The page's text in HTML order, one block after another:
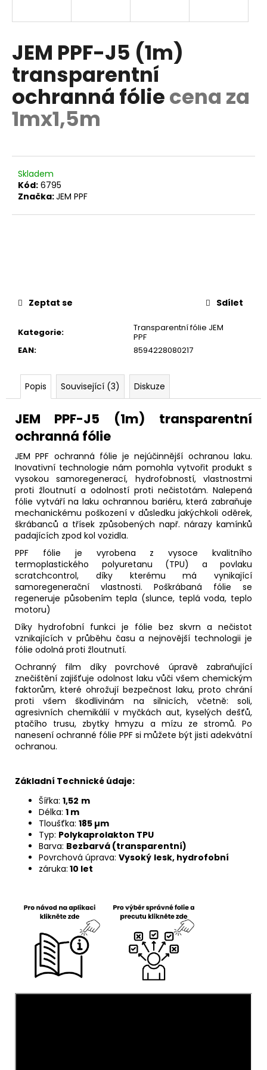
JEM PPF-J5 (1m)
transparentní
ochranná fóliecena za
1mx1,5m
Skladem
Kód: 6795
Značka:JEM PPF
Kategorie:
Transparentní fólie JEM
PPF
EAN: 8594228080217
Zeptat se Sdílet
Popis Související (3) Diskuze
JEM PPF-J5 (1m) transparentní
ochranná fólie
JEM PPF ochranná fólie je nejúčinnější ochranou laku.
Inovativní technologie nám pomohla vytvořit produkt s
vysokou samoregenerací, hydrofobností, vlastnostmi
proti žloutnutí a odolností proti nečistotám. Nalepená
fólie vytváří na laku ochrannou bariéru, která zabraňuje
mechanickému poškození v důsledku jakýchkoli oděrek,
škrábanců a třísek způsobených např. nárazy kamínků
padajících zpod kol vozidla.
PPF fólie je vyrobena z vysoce kvalitního
termoplastického polyuretanu (TPU) a povlaku
scratchcontrol, díky kterému má vynikající
samoregenerační vlastnosti. Poškrábaná fólie se
regeneruje působením tepla (slunce, teplá voda, teplo
motoru)
Díky hydrofobní funkci je fólie bez skvrn a nečistot
vznikajících v průběhu času a nejnovější technologii je
fólie odolná proti žloutnutí.
Ochranný film díky povrchové úpravě zabraňující
znečištění zajišťuje odolnost laku vůči všem chemickým
faktorům, které ohrožují bezpečnost laku, proto chrání
proti všem škodlivinám na silnicích, včetně: soli,
agresivních chemikálií v myčkách aut, kyselých dešťů,
ptačího trusu, zbytky hmyzu a mízu ze stromů. Po
nanesení ochranné fólie PPF si můžete být jisti adekvátní
ochranou.
Základní Technické údaje:
Šířka: 1,52 m
Délka: 1 m
Tloušťka: 185 µm
Typ: Polykaprolakton TPU
Barva: Bezbarvá (transparentní)
Povrchová úprava: Vysoký lesk, hydrofobní
záruka: 10 let
t
?
D
o
p
e
e